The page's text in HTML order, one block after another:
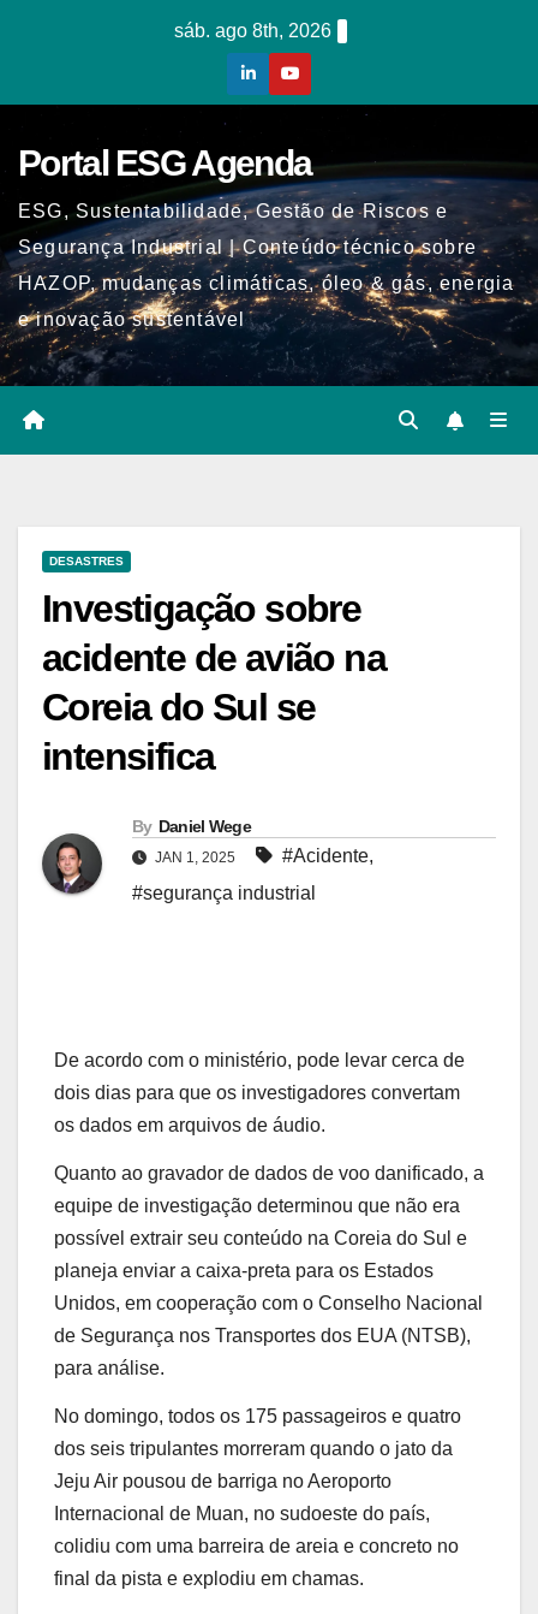
sáb. ago 8th, 2026
Portal ESG Agenda
ESG, Sustentabilidade, Gestão de Riscos e
Segurança Industrial | Conteúdo técnico sobre
HAZOP, mudanças climáticas, óleo & gás, energia
e inovação sustentável
DESASTRES
Investigação sobre
acidente de avião na
Coreia do Sul se
intensifica
By Daniel Wege
JAN 1, 2025 #Acidente,
#segurança industrial
De acordo com o ministério, pode levar cerca de
dois dias para que os investigadores convertam
os dados em arquivos de áudio.
Quanto ao gravador de dados de voo danificado, a
equipe de investigação determinou que não era
possível extrair seu conteúdo na Coreia do Sul e
planeja enviar a caixa-preta para os Estados
Unidos, em cooperação com o Conselho Nacional
de Segurança nos Transportes dos EUA (NTSB),
para análise.
No domingo, todos os 175 passageiros e quatro
dos seis tripulantes morreram quando o jato da
Jeju Air pousou de barriga no Aeroporto
Internacional de Muan, no sudoeste do país,
colidiu com uma barreira de areia e concreto no
final da pista e explodiu em chamas.